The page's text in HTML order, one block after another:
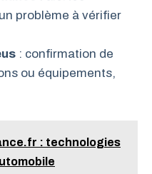
problème à vérifier
: confirmation de
ou équipements,
: technologies